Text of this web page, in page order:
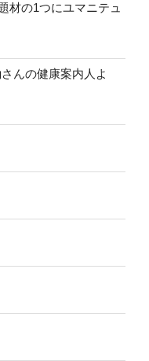
の1つにユマニテュ
んの健康案内人よ